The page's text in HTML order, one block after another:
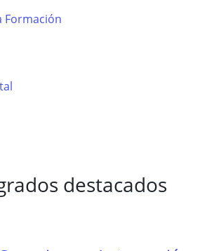
Formación
destacados